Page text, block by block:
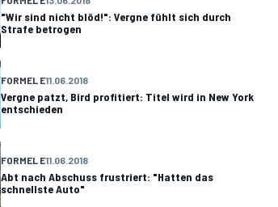
"Wir sind nicht blöd!": Vergne fühlt sich durch
Strafe betrogen
FORMEL E11.06.2018
Vergne patzt, Bird profitiert: Titel wird in New York
entschieden
FORMEL E11.06.2018
Abt nach Abschuss frustriert: "Hatten das
schnellste Auto"